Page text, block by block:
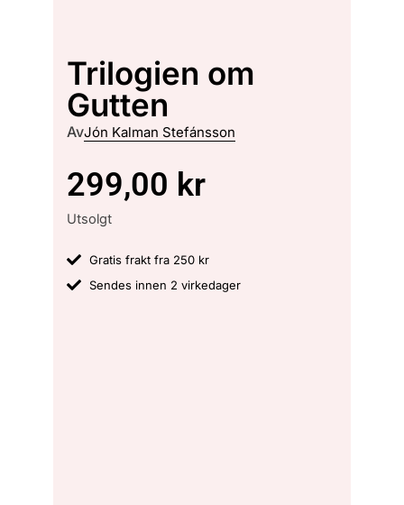
Trilogien om
Gutten
AvJón Kalman Stefánsson
299,00 kr
Utsolgt
Gratis frakt fra 250 kr
Sendes innen 2 virkedager